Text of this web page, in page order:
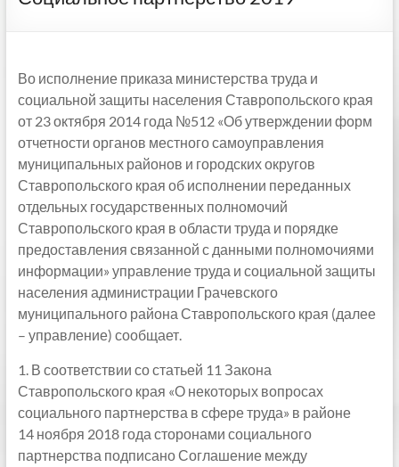
Во исполнение приказа министерства труда и
социальной защиты населения Ставропольского края
от 23 октября 2014 года №512 «Об утверждении форм
отчетности органов местного самоуправления
муниципальных районов и городских округов
Ставропольского края об исполнении переданных
отдельных государственных полномочий
Ставропольского края в области труда и порядке
предоставления связанной с данными полномочиями
информации» управление труда и социальной защиты
населения администрации Грачевского
муниципального района Ставропольского края (далее
– управление) сообщает.
1. В соответствии со статьей 11 Закона
Ставропольского края «О некоторых вопросах
социального партнерства в сфере труда» в районе
14 ноября 2018 года сторонами социального
партнерства подписано Соглашение между